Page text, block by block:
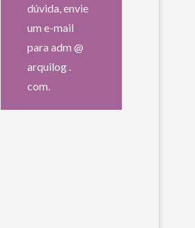
dúvida, envie
um e-mail
para adm @
arquilog .
com.